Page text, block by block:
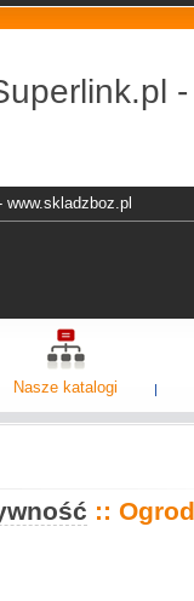
Nasze katalogi
::